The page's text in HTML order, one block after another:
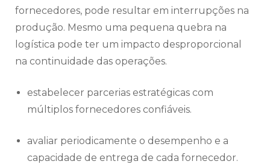
fornecedores, pode resultar em interrupções na
produção. Mesmo uma pequena quebra na
logística pode ter um impacto desproporcional
na continuidade das operações.
estabelecer parcerias estratégicas com
múltiplos fornecedores confiáveis.
avaliar periodicamente o desempenho e a
capacidade de entrega de cada fornecedor.